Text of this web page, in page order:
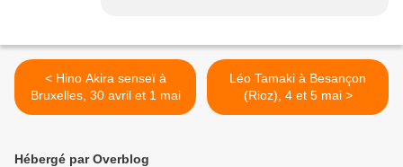
< Hino Akira senseï à
Bruxelles, 30 avril et 1 mai
Léo Tamaki à Besançon
(Rioz), 4 et 5 mai >
Hébergé par Overblog